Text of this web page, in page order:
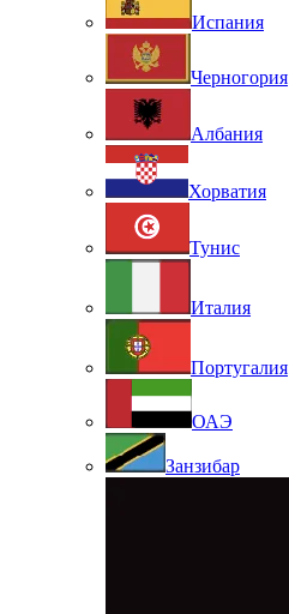
Испания
Черногория
Албания
Хорватия
Тунис
Италия
Португалия
ОАЭ
Занзибар